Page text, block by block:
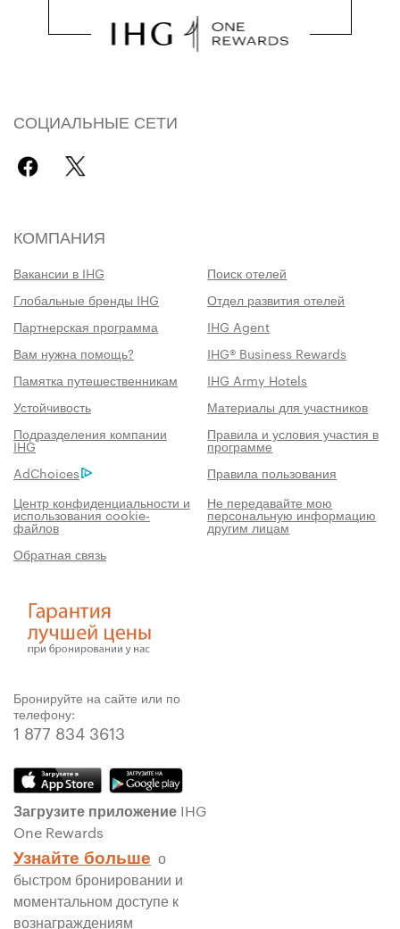
СОЦИАЛЬНЫЕ СЕТИ
КОМПАНИЯ
Вакансии в IHG
Поиск отелей
Глобальные бренды IHG
Отдел развития отелей
Партнерская программа
IHG Agent
Вам нужна помощь?
IHG® Business Rewards
Памятка путешественникам
IHG Army Hotels
Устойчивость
Материалы для участников
Подразделения компании
IHG
Правила и условия участия в
программе
AdChoices
Правила пользования
Центр конфиденциальности и
использования cookie-
файлов
Не передавайте мою
персональную информацию
другим лицам
Обратная связь
Бронируйте на сайте или по
телефону:
1 877 834 3613
Загрузите приложение IHG
One Rewards
Узнайте больше о
быстром бронировании и
моментальном доступе к
вознаграждениям